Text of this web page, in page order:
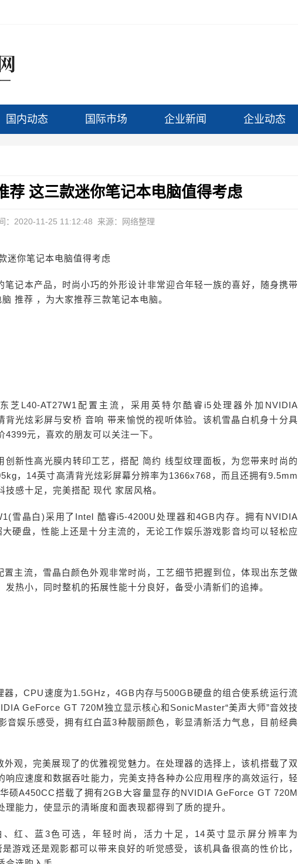
国内动态 国际市场 企业新闻 企业动态
荐 这三款迷你笔记本电脑值得考虑
：2020-11-25 11:12:48 来源：网络整理
迷你笔记本电脑值得考虑
笔记本产品，时尚小巧的外形设计非常迎合年轻一族的喜好，随身携带
推荐 ，为大家推荐三款笔记本电脑。
芝L40-AT27W1配置主流，采用英特尔酷睿i5处理器外加NVIDIA
光炫彩屏与安桥 音响 带来愉悦的视听体验。该机雪晶白机身十分具
元，喜欢的朋友可以关注一下。
创新性高光膜内转印工艺，搭配 简约 线型纹理面板，为您带来时尚的
，14英寸高清背光炫彩屏幕分辨率为1366x768，而且还拥有9.5mm
感十足，完美搭配 现代 家居风格。
雪晶白)采用了Intel 酷睿i5-4200U处理器和4GB内存。拥有NVIDIA
硬盘，性能上还是十分主流的，无论工作娱乐游戏影音均可以轻松应
主流，雪晶白颜色外观非常时尚，工艺细节把握到位，体现出东芝做
热小，同时整机的拓展性能十分良好，备受小清新们的追捧。
器，CPU速度为1.5GHz，4GB内存与500GB硬盘的组合使系统运行流
GeForce GT 720M独立显示核心和SonicMaster“美声大师”音效技
音娱乐感受，拥有红白蓝3种靓丽颜色，彰显清新活力气息，目前经典
观，完美展现了的优雅视觉魅力。在处理器的选择上，该机搭载了双
应速度和数据吞吐能力，完美支持各种办公应用程序的高效运行，轻
硕A450CC搭载了拥有2GB大容量显存的NVIDIA GeForce GT 720M
能力，使显示的清晰度和面表现都得到了质的提升。
红、蓝3色可选，年轻时尚，活力十足，14英寸显示屏分辨率为
游戏还是观影都可以带来良好的听觉感受，该机具备很高的性价比，